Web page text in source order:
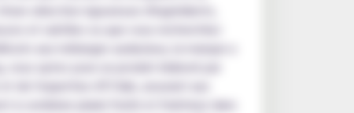
sélection rigoureuse d'ingrédients,
et subtiles ou que vous recherchiez
aux mélanges audacieux, la marque a
optez pour un produit élaboré par
de l'expertise d'O'Jlab, assurant aux
à combiner plaisir fruité et fraîcheur dans